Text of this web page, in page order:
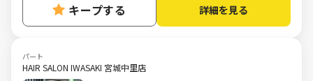
キープする 詳細を見る
パート
HAIR SALON IWASAKI 宮城中里店